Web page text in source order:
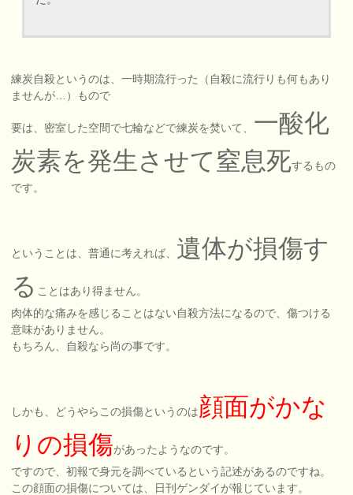
練炭自殺というのは、一時期流行った（自殺に流行りも何もあり
ませんが…）もので
要は、密室した空間で七輪などで練炭を焚いて、 一酸化
炭素を発生させて窒息死するもの
です。
ということは、普通に考えれば、 遺体が損傷す
る ことはあり得ません。
肉体的な痛みを感じることはない自殺方法になるので、傷つける
意味がありません。
もちろん、自殺なら尚の事です。
しかも、どうやらこの損傷というのは顔面がかな
りの損傷があったようなのです。
ですので、初報で身元を調べているという記述があるのですね。
この顔面の損傷については、日刊ゲンダイが報じています。